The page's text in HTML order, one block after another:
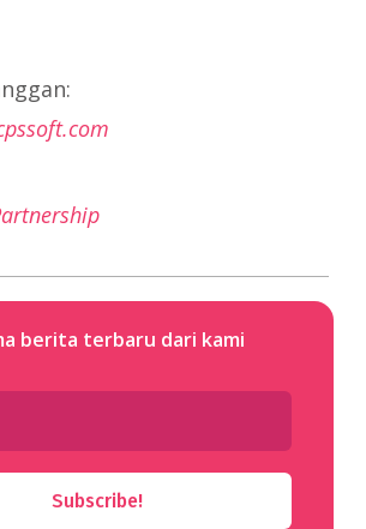
berita terbaru dari kami
Subscribe!